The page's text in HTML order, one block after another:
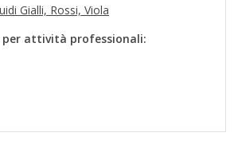
Gialli, Rossi, Viola
attività professionali: